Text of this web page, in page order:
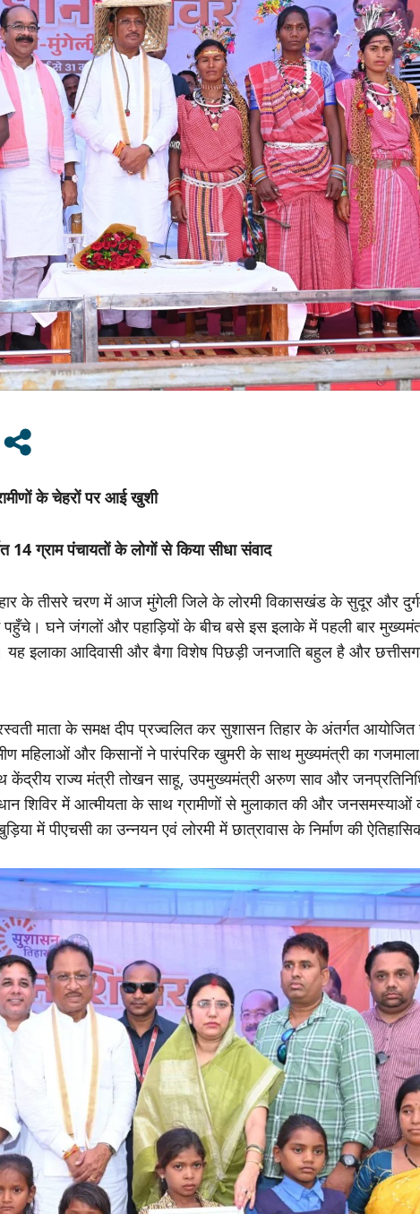
के चेहरों पर आई खुशी
14 ग्राम पंचायतों के लोगों से किया सीधा संवाद
के तीसरे चरण में आज मुंगेली जिले के लोरमी विकासखंड के सुदूर और
पहुँचे। घने जंगलों और पहाड़ियों के बीच बसे इस इलाके में पहली बार
यह इलाका आदिवासी और बैगा विशेष पिछड़ी जनजाति बहुल है और
माता के समक्ष दीप प्रज्वलित कर सुशासन तिहार के अंतर्गत आयोजित
महिलाओं और किसानों ने पारंपरिक खुमरी के साथ मुख्यमंत्री का
केंद्रीय राज्य मंत्री तोखन साहू, उपमुख्यमंत्री अरुण साव और
शिविर में आत्मीयता के साथ ग्रामीणों से मुलाकात की और जनसमस्याओं
में पीएचसी का उन्नयन एवं लोरमी में छात्रावास के निर्माण की